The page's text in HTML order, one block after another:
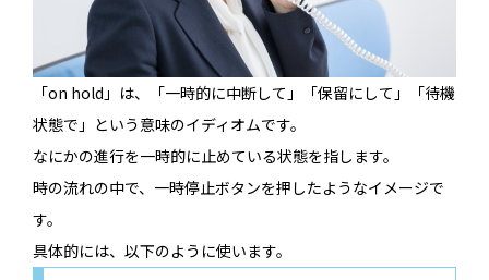
「on hold」は、「一時的に中断して」「保留にして」「待機
状態で」という意味のイディオムです。
なにかの進行を一時的に止めている状態を指します。
時の流れの中で、一時停止ボタンを押したようなイメージで
す。
具体的には、以下のように使います。